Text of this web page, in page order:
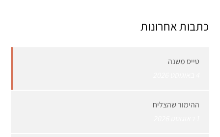
כתבות אחרונות
טייס משנה
ההימור שהצליח